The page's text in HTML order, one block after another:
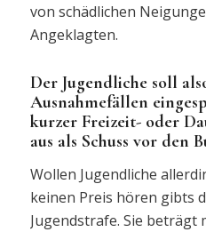
von schädlichen
Angeklagten.
Der Jugendliche soll
Ausnahmefällen
kurzer Freizeit- oder
aus als Schuss vor den
Wollen Jugendliche
keinen Preis hören gibts
Jugendstrafe. Sie beträgt